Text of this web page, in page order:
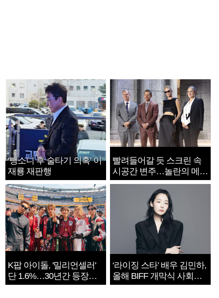
‘뺑소니 후 술타기 의혹’ 이
재룡 재판행
빨려들어갈 듯 스크린 속
시공간 변주…놀란의 메시
지는 ‘전쟁 속죄’
K팝 아이돌, '밀리언셀러'
단 1.6%…30년간 등장
1182개팀 전수조사
‘라이징 스타’ 배우 김민하,
올해 BIFF 개막식 사회자
확정